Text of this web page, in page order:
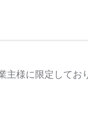
様に限定してお